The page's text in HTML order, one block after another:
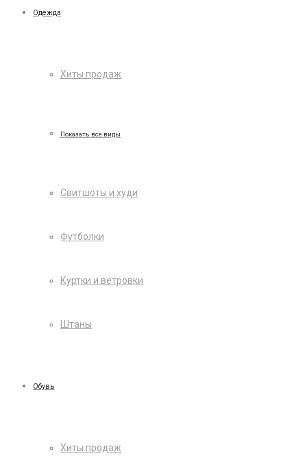
Одежда
Хиты продаж
Показать все виды
Свитшоты и худи
Футболки
Куртки и ветровки
Штаны
Обувь
Хиты продаж